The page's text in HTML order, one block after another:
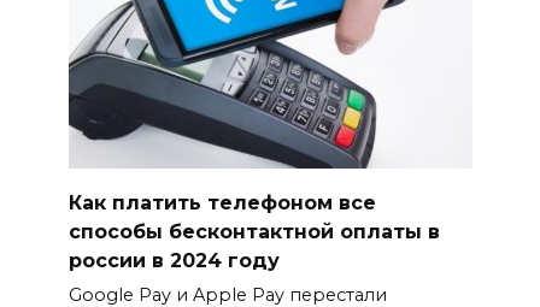
Как платить телефоном все
способы бесконтактной оплаты в
россии в 2024 году
Google Pay и Apple Pay перестали